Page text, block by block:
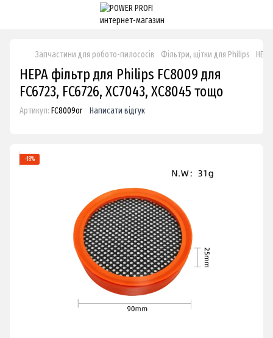
Запчастини для робото-пилососів Фільтри, щітки для Philips
HEPA фільтр для Philips FC8009 для
FC6723, FC6726, XC7043, XC8045 тощо
Артикул: FC8009or Написати відгук
−18%